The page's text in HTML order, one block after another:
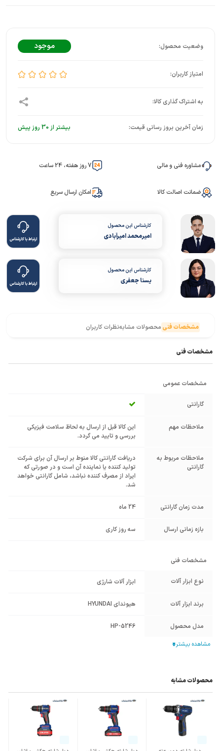
موجود
زمان آخرین بروز رسانی قیمت: بیشتر از 30 روز پیش
مشاوره فنی و مالی 7 روز هفته، 24 ساعت
ضمانت اصالت کالا امکان ارسال سریع
کارشناس این محصول
امیرمحمد امیرآبادی ارتباط با کارشناس
کارشناس این محصول
یسنا جعفری ارتباط با کارشناس
مشخصات فنی محصولات مشابهنظرات کاربران
مشخصات فنی
مشخصات عمومی
گارانتی
ملاحظات مهم
این کالا قبل از ارسال به لحاظ سلامت فیزیکی
بررسی و تایید می گردد.
ملاحظات مربوط به
گارانتی
دریافت گارانتی کالا منوط بر ارسال آن برای شرکت
تولید کننده یا نماینده آن است و در صورتی که
ایراد از مصرف کننده نباشد، شامل گارانتی خواهد
شد.
مدت زمان گارانتی 24 ماه
بازه زمانی ارسال سه روز کاری
مشخصات فنی
نوع ابزار آلات ابزار آلات شارژی
برند ابزار آلات هیوندای HYUNDAI
مدل محصول HP-5246
ولتاژ ورودی
محصول
سایر مشخصات
دارای شفت 1.2 اینچ
دارای 2 عدد باتری لیتیومی 4 آمپر ساعت قابل
شارژ با نمایشگر LED
پیچ استاندارد M14 / M30
همراه با کیف BMC و دارای سه حالت تنظیم
محصولات مشابه